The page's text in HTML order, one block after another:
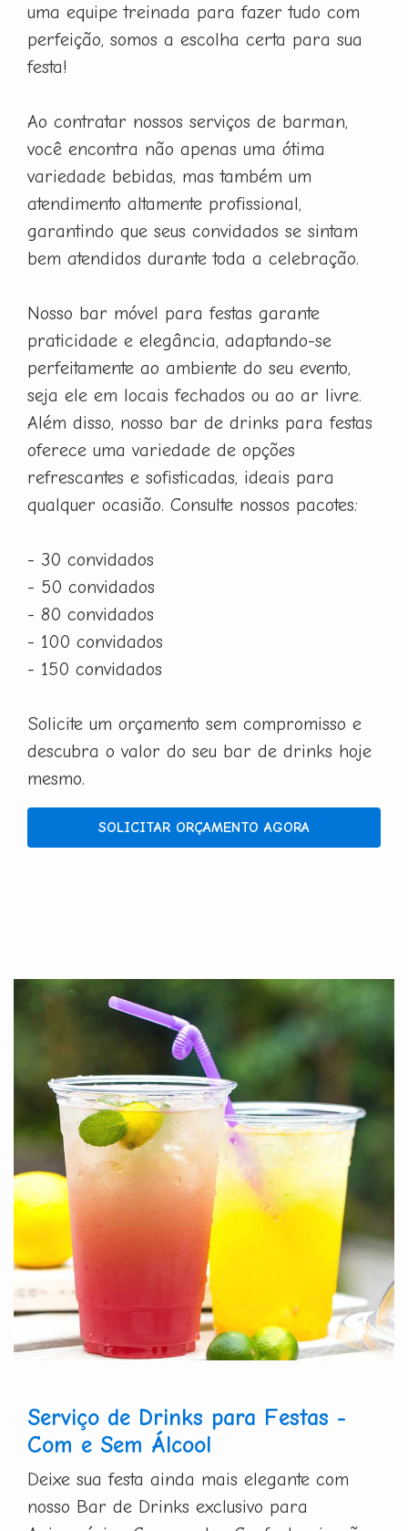
uma equipe treinada para fazer tudo com
perfeição, somos a escolha certa para sua
festa!
Ao contratar nossos serviços de barman,
você encontra não apenas uma ótima
variedade bebidas, mas também um
atendimento altamente profissional,
garantindo que seus convidados se sintam
bem atendidos durante toda a celebração.
Nosso bar móvel para festas garante
praticidade e elegância, adaptando-se
perfeitamente ao ambiente do seu evento,
seja ele em locais fechados ou ao ar livre.
Além disso, nosso bar de drinks para festas
oferece uma variedade de opções
refrescantes e sofisticadas, ideais para
qualquer ocasião. Consulte nossos pacotes:
- 30 convidados
- 50 convidados
- 80 convidados
- 100 convidados
- 150 convidados
Solicite um orçamento sem compromisso e
descubra o valor do seu bar de drinks hoje
mesmo.
SOLICITAR ORÇAMENTO AGORA
Serviço de Drinks para Festas -
Com e Sem Álcool
Deixe sua festa ainda mais elegante com
nosso Bar de Drinks exclusivo para